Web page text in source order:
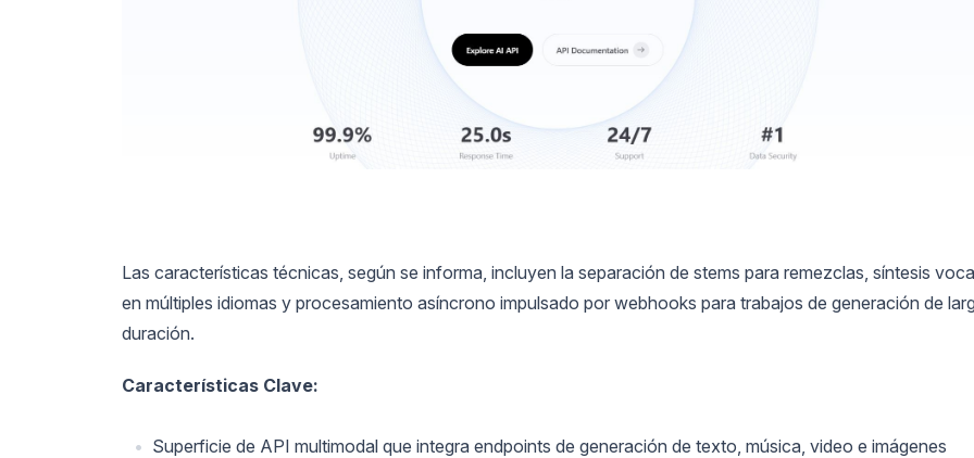
Las características técnicas, según se informa, incluyen la separación de stems para remezclas, síntesis
en múltiples idiomas y procesamiento asíncrono impulsado por webhooks para trabajos de generación de
duración.
Características Clave:
Superficie de API multimodal que integra endpoints de generación de texto, música, video e imágenes